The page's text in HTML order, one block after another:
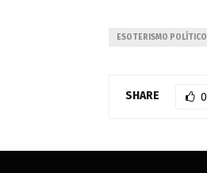
ESOTERISMO POLÍTICO
SHARE 0